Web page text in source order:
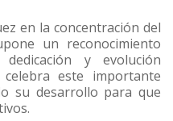
en la concentración del
un reconocimiento
y evolución
este importante
su desarrollo para que